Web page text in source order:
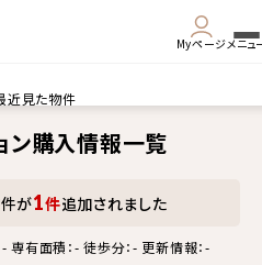
Myページメニュ
近見た物件
ン購入情報一覧
が1件追加されました
阪急千里線 価格：- 間取り：- 築年：- 専有面積：- 徒歩分：- 更新情報：-